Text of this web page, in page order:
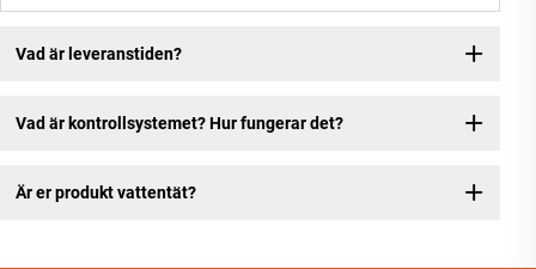
Vad är leveranstiden?
Vad är kontrollsystemet? Hur fungerar det?
Är er produkt vattentät?